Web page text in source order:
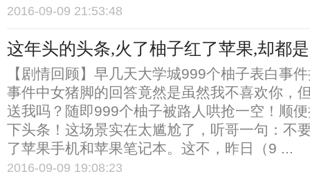
2016-09-09 21:53:48
这年头的头条,火了柚子红了苹果,却都
【剧情回顾】早几天大学城999个柚子表白事
事件中女猪脚的回答竟然是虽然我不喜欢你，
送我吗？随即999个柚子被路人哄抢一空！顺
下头条！这场景实在太尴尬了，听哥一句：不
了苹果手机和苹果笔记本。这不，昨日（9 ...
2016-09-09 19:08:23